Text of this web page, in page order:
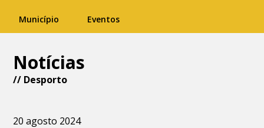
Município Eventos
Notícias
// Desporto
20 agosto 2024